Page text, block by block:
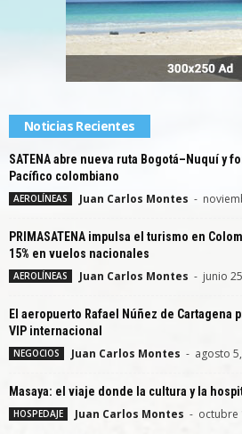
Noticias Recientes
SATENA abre nueva ruta Bogotá–Nuquí y
Pacífico colombiano
AEROLÍNEAS Juan Carlos Montes -
PRIMASATENA impulsa el turismo en
15% en vuelos nacionales
AEROLÍNEAS Juan Carlos Montes - junio
El aeropuerto Rafael Núñez de Cartagena
VIP internacional
NEGOCIOS Juan Carlos Montes - agosto
Masaya: el viaje donde la cultura y la
HOSPEDAJE Juan Carlos Montes - octubre